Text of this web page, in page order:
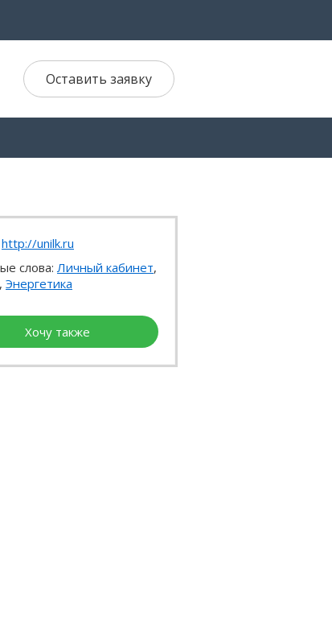
Оставить заявку
http://unilk.ru
слова: Личный кабинет,
, Энергетика
Хочу также